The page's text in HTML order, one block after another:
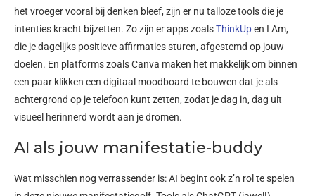
het vroeger vooral bij denken bleef, zijn er nu talloze tools die je
intenties kracht bijzetten. Zo zijn er apps zoalsThinkUpen I Am,
die je dagelijks positieve affirmaties sturen, afgestemd op jouw
doelen. En platforms zoals Canva maken het makkelijk om binnen
een paar klikken een digitaal moodboard te bouwen dat je als
achtergrond op je telefoon kunt zetten, zodat je dag in, dag uit
visueel herinnerd wordt aan je dromen.
AI als jouw manifestatie-buddy
Wat misschien nog verrassender is: AI begint ook z’n rol te spelen